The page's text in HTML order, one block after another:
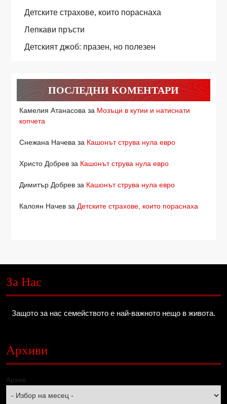
Детските страхове, които пораснаха
Лепкави пръсти
Детският джоб: празен, но полезен
ПОСЛЕДНИ КОМЕНТАРИ
Камелия Атанасова за Мозъци в кутии и натиснати
копчета
Снежана Начева за Кашонът струва нула евро
Христо Добрев за Кашонът струва нула евро
Димитър Добрев за Кашонът струва нула евро
Калоян Начев за Детските страхове, които пораснаха
За Нас
Защото за нас семейството е най-важното нещо в живота.
Архиви
Архив